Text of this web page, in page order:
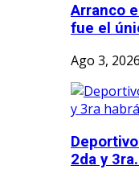
Arranco
fue el
Ago 3, 2026
2da y